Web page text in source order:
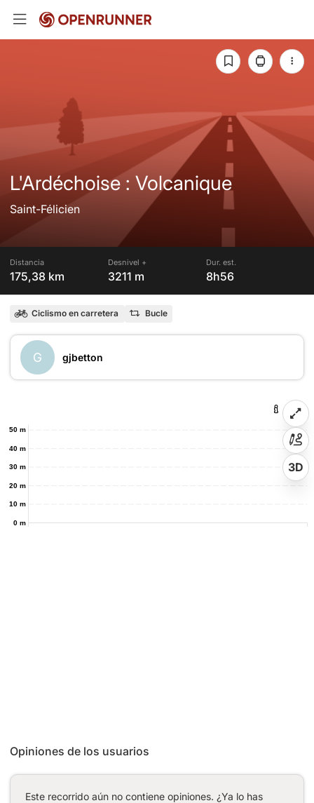
L'Ardéchoise : Volcanique
Saint-Félicien
Distancia
175,38 km
Desnivel +
3211 m
Dur. est.
8h56
Ciclismo en carretera Bucle
G gjbetton
0 m
10 m
20 m
30 m
40 m
50 m
3D
Opiniones de los usuarios
Este recorrido aún no contiene opiniones. ¿Ya lo has